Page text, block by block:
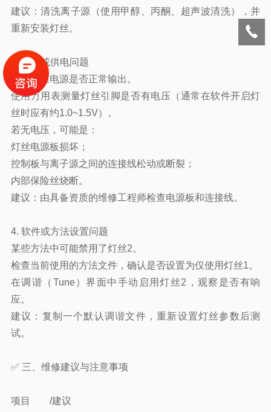
建议：清洗离子源（使用甲醇、丙酮、超声波清洗），并
重新安装灯丝。
3. 电路或供电问题
检查灯丝电源是否正常输出。
使用万用表测量灯丝引脚是否有电压（通常在软件开启灯
丝时应有约1.0~1.5V）。
若无电压，可能是：
灯丝电源板损坏；
控制板与离子源之间的连接线松动或断裂；
内部保险丝烧断。
建议：由具备资质的维修工程师检查电源板和连接线。
4. 软件或方法设置问题
某些方法中可能禁用了灯丝2。
检查当前使用的方法文件，确认是否设置为仅使用灯丝1。
在调谐（Tune）界面中手动启用灯丝2，观察是否有响
应。
建议：复制一个默认调谐文件，重新设置灯丝参数后测
试。
✅ 三、维修建议与注意事项
项目
/建议